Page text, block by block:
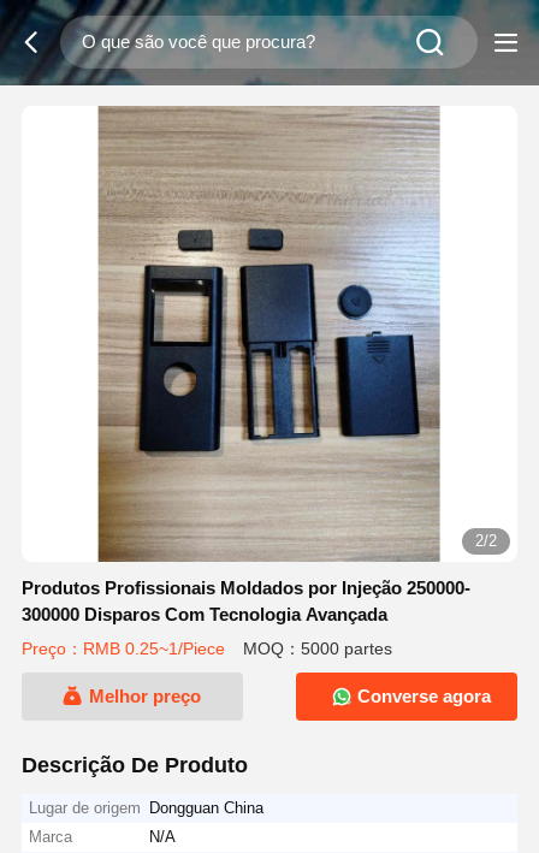
2/2
Produtos Profissionais Moldados por Injeção 250000-
300000 Disparos Com Tecnologia Avançada
Preço：RMB 0.25~1/Piece MOQ：5000 partes
Melhor preço Converse agora
Descrição De Produto
Lugar de origem
Dongguan China
Marca
N/A